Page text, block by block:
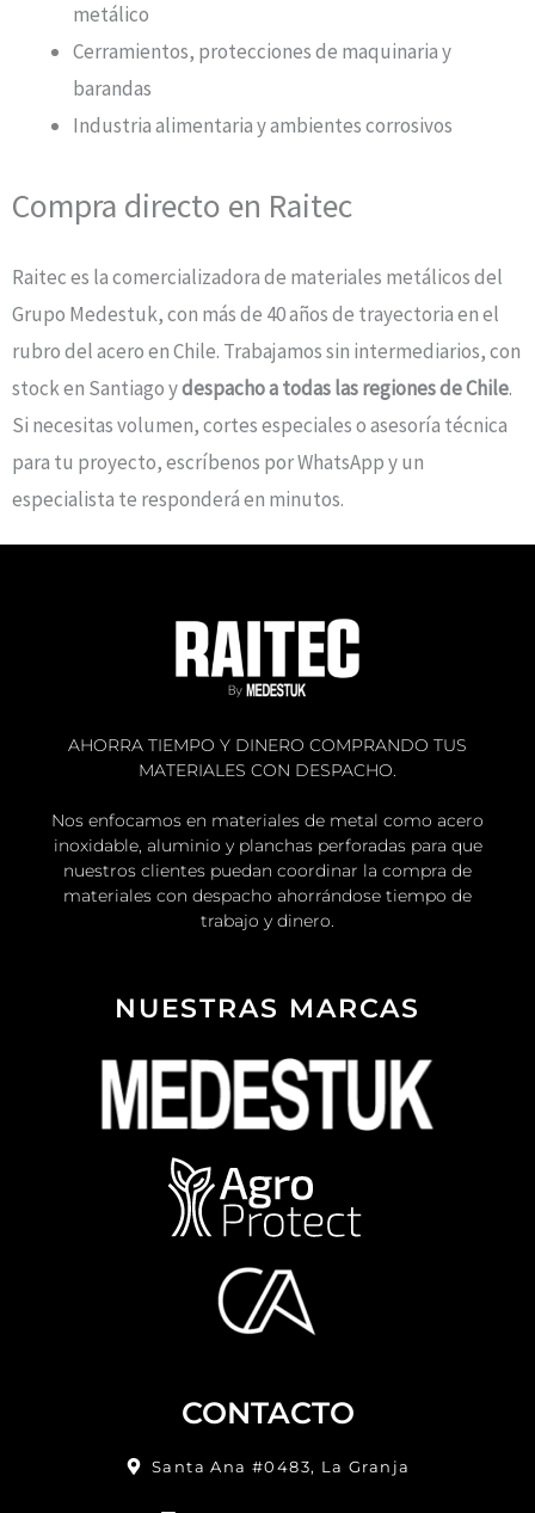
metálico
Cerramientos, protecciones de maquinaria y
barandas
Industria alimentaria y ambientes corrosivos
Compra directo en Raitec
Raitec es la comercializadora de materiales metálicos del
Grupo Medestuk, con más de 40 años de trayectoria en el
rubro del acero en Chile. Trabajamos sin intermediarios, con
stock en Santiago ydespacho a todas las regiones de Chile.
Si necesitas volumen, cortes especiales o asesoría técnica
para tu proyecto, escríbenos por WhatsApp y un
especialista te responderá en minutos.
AHORRA TIEMPO Y DINERO COMPRANDO TUS
MATERIALES CON DESPACHO.
Nos enfocamos en materiales de metal como acero
inoxidable, aluminio y planchas perforadas para que
nuestros clientes puedan coordinar la compra de
materiales con despacho ahorrándose tiempo de
trabajo y dinero.
NUESTRAS MARCAS
CONTACTO
Santa Ana #0483, La Granja